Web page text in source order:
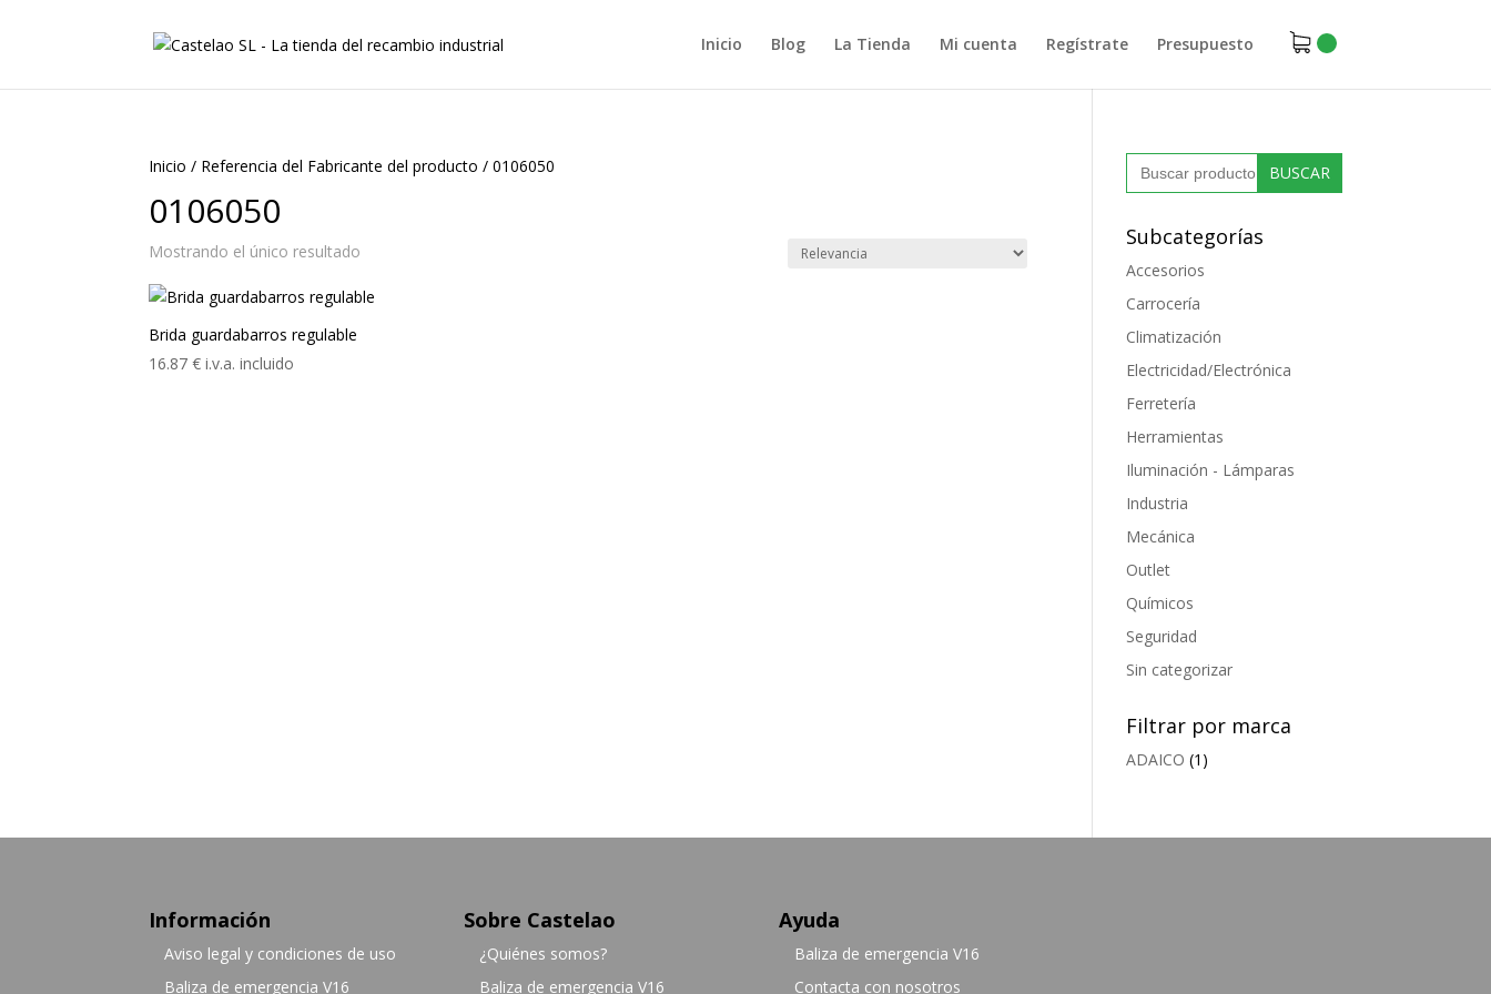
Inicio Blog La Tienda Mi cuenta Regístrate Presupuesto
Inicio / Referencia del Fabricante del producto /0106050
0106050
Mostrando el único resultado
Brida guardabarros regulable
16.87€ i.v.a. incluido
Buscar:
Subcategorías
Accesorios
Carrocería
Climatización
Electricidad/Electrónica
Ferretería
Herramientas
Iluminación - Lámparas
Industria
Mecánica
Outlet
Químicos
Seguridad
Sin categorizar
Filtrar por marca
ADAICO (1)
Información
Aviso legal y condiciones de uso
Baliza de emergencia V16
Sobre Castelao
¿Quiénes somos?
Baliza de emergencia V16
Ayuda
Baliza de emergencia V16
Contacta con nosotros